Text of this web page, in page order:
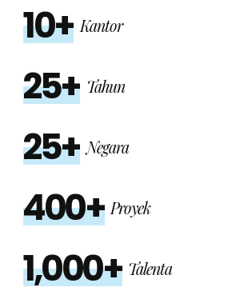
10+ Kantor
25+ Tahun
25+ Negara
400+ Proyek
1,000+ Talenta